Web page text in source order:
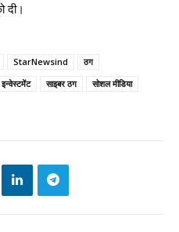
दी।
StarNewsind
ठग
इन्वेस्टमेंट साइबर ठग
सोशल मीडिया